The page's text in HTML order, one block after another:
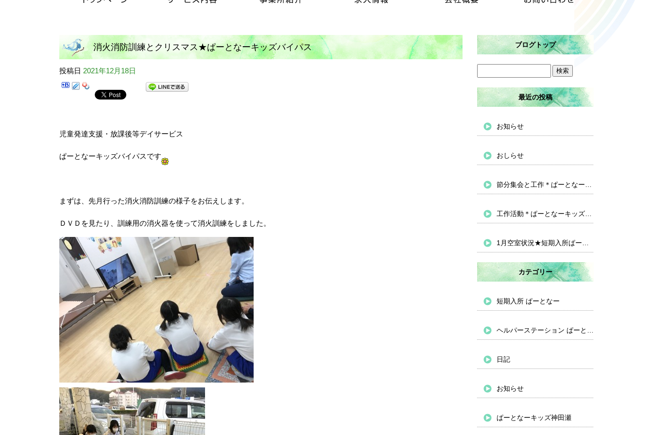
消火消防訓練とクリスマス★ぱーとなーキッズバイパス
投稿日 2021年12月18日
児童発達支援・放課後等デイサービス
ぱーとなーキッズバイパスです
まずは、先月行った消火消防訓練の様子をお伝えします。
ＤＶＤを見たり、訓練用の消火器を使って消火訓練をしました。
ブログトップ
最近の投稿
お知らせ
おしらせ
カテゴリー
短期入所 ぱーとなー
日記
お知らせ
ぱーとなーキッズ神田瀬